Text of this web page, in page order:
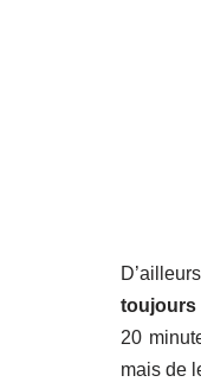
toujours
20
mais de